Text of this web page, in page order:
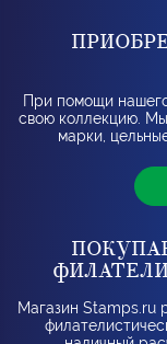
При помощи
свою коллекцию.
марки,
Магазин Stamps.ru